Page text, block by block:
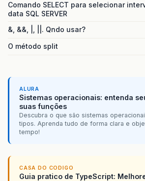
Comando SELECT para selecionar
data SQL SERVER
&, &&, |, ||. Qndo usar?
O método split
ALURA
Sistemas operacionais: entenda
suas funções
Descubra o que são sistemas
tipos. Aprenda tudo de forma clara e
tempo!
CASA DO CODIGO
Guia pratico de TypeScript: